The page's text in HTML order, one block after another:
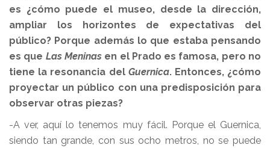
es ¿cómo puede el museo, desde la dirección,
ampliar los horizontes de expectativas del
público? Porque además lo que estaba pensando
es que Las Meninasen el Prado es famosa, pero no
tiene la resonancia del Guernica. Entonces, ¿cómo
proyectar un público con una predisposición para
observar otras piezas?
-A ver, aquí lo tenemos muy fácil. Porque el Guernica,
siendo tan grande, con sus ocho metros, no se puede